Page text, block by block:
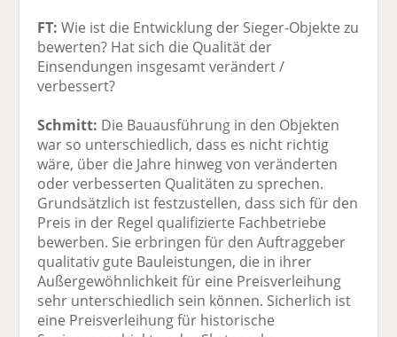
FT: Wie ist die Entwicklung der Sieger-Objekte zu
bewerten? Hat sich die Qualität der
Einsendungen insgesamt verändert /
verbessert?
Schmitt: Die Bauausführung in den Objekten
war so unterschiedlich, dass es nicht richtig
wäre, über die Jahre hinweg von veränderten
oder verbesserten Qualitäten zu sprechen.
Grundsätzlich ist festzustellen, dass sich für den
Preis in der Regel qualifizierte Fachbetriebe
bewerben. Sie erbringen für den Auftraggeber
qualitativ gute Bauleistungen, die in ihrer
Außergewöhnlichkeit für eine Preisverleihung
sehr unterschiedlich sein können. Sicherlich ist
eine Preisverleihung für historische